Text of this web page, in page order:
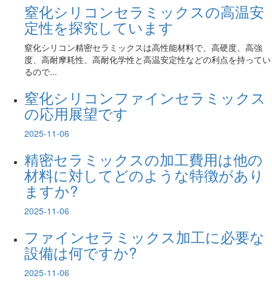
窒化シリコンセラミックスの高温安
定性を探究しています
窒化シリコン精密セラミックスは高性能材料で、高硬度、高強
度、高耐摩耗性、高耐化学性と高温安定性などの利点を持ってい
るので...
窒化シリコンファインセラミックス
の応用展望です
2025-11-06
精密セラミックスの加工費用は他の
材料に対してどのような特徴があり
ますか?
2025-11-06
ファインセラミックス加工に必要な
設備は何ですか?
2025-11-06